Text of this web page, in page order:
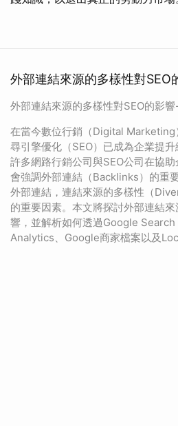
外部連結來源的多樣性對SEO
外部連結來源的多樣性對SEO的影
在當今數位行銷（Digital Marketing
尋引擎優化（SEO）已成為企業提升
許多網路行銷公司與SEO公司在協
會強調外部連結（Backlinks）的重
外部連結，連結來源的多樣性（
的重要因素。本文將探討外部連結
響，並解析如何透過Google
Analytics、Google商家檔案以及